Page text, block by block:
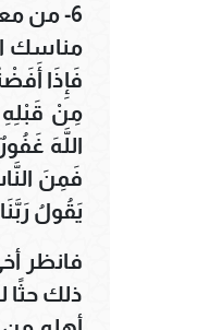
6- من
مناسك
فَإِذَا
يَقُولُ رَبَّنَا
فانظر
ذلك حثًا